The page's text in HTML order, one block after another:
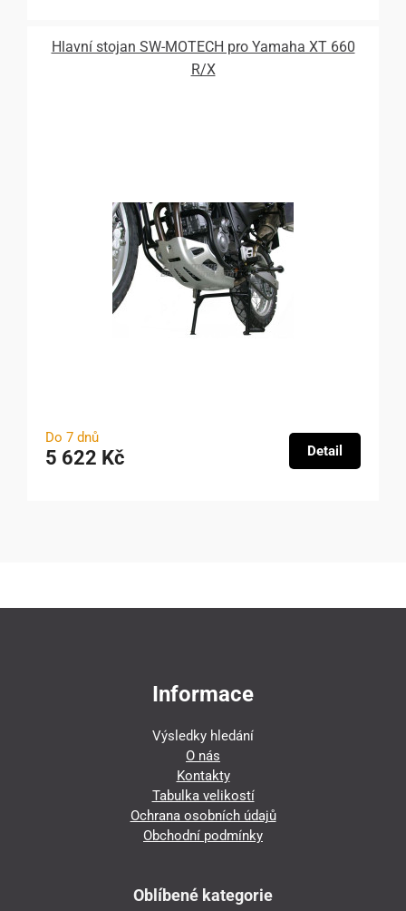
Hlavní stojan SW-MOTECH pro Yamaha XT 660
R/X
Do 7 dnů
5 622 Kč Detail
Informace
Výsledky hledání
O nás
Kontakty
Tabulka velikostí
Ochrana osobních údajů
Obchodní podmínky
Oblíbené kategorie